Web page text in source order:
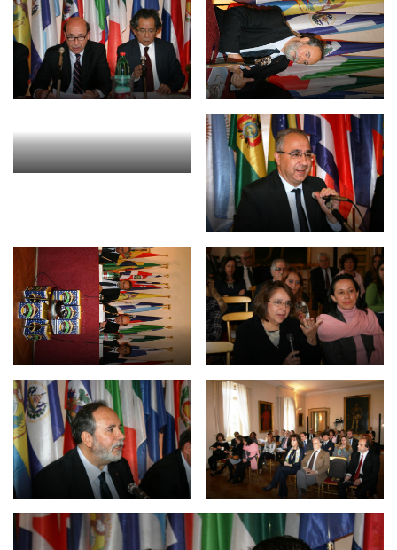
Convocatorias
Becas
Alta Formación
Registro de proveedores
Contratos/Acuerdos/Grant
NEWSLETTER